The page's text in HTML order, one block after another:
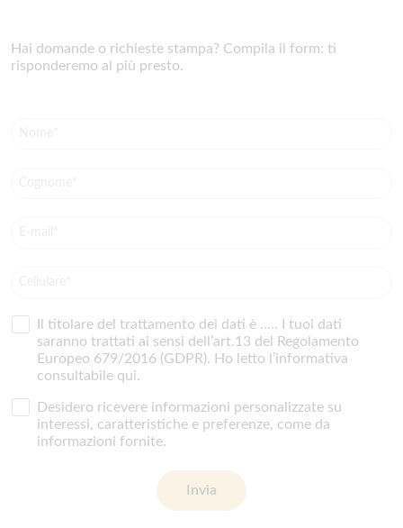
Hai domande o richieste stampa? Compila il form: ti
risponderemo al più presto.
Il titolare del trattamento dei dati è ..... I tuoi dati
saranno trattati ai sensi dell’art.13 del Regolamento
Europeo 679/2016 (GDPR). Ho letto l’informativa
consultabile qui.
Desidero ricevere informazioni personalizzate su
interessi, caratteristiche e preferenze, come da
informazioni fornite.